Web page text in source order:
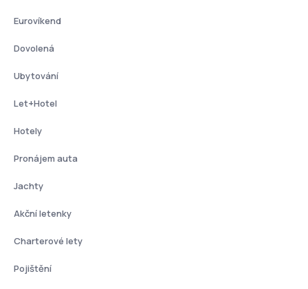
Eurovíkend
Dovolená
Ubytování
Let+Hotel
Hotely
Pronájem auta
Jachty
Akční letenky
Charterové lety
Pojištění